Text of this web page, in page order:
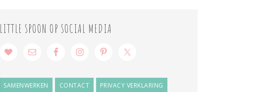
LITTLE SPOON OP SOCIAL MEDIA
SAMENWERKEN CONTACT PRIVACY VERKLARING